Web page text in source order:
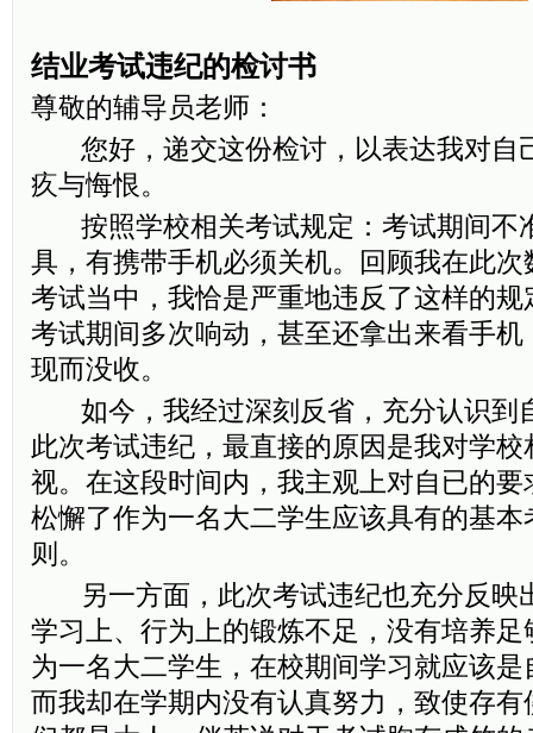
结业考试违纪的检讨书
尊敬的辅导员老师：
您好，递交这份检讨，以表达我对自
疚与悔恨。
按照学校相关考试规定：考试期间不
具，有携带手机必须关机。回顾我在此
考试当中，我恰是严重地违反了这样的
考试期间多次响动，甚至还拿出来看手
现而没收。
如今，我经过深刻反省，充分认识到
此次考试违纪，最直接的原因是我对学
视。在这段时间内，我主观上对自已的
松懈了作为一名大二学生应该具有的基
则。
另一方面，此次考试违纪也充分反映
学习上、行为上的锻炼不足，没有培养
为一名大二学生，在校期间学习就应该
而我却在学期内没有认真努力，致使存